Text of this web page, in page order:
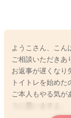
ようこさん、こん
ご相談いただきあ
お返事が遅くなり
トイトレを始めた
ご本人もやる気が
うに思いますよ。